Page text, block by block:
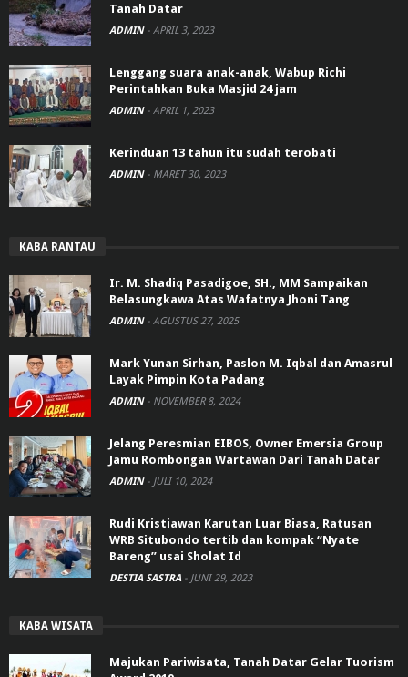
Tanah Datar
ADMIN - APRIL 3, 2023
Lenggang suara anak-anak, Wabup Richi
Perintahkan Buka Masjid 24 jam
ADMIN - APRIL 1, 2023
Kerinduan 13 tahun itu sudah terobati
ADMIN - MARET 30, 2023
KABA RANTAU
Ir. M. Shadiq Pasadigoe, SH., MM Sampaikan
Belasungkawa Atas Wafatnya Jhoni Tang
ADMIN - AGUSTUS 27, 2025
Mark Yunan Sirhan, Paslon M. Iqbal dan Amasrul
Layak Pimpin Kota Padang
ADMIN - NOVEMBER 8, 2024
Jelang Peresmian EIBOS, Owner Emersia Group
Jamu Rombongan Wartawan Dari Tanah Datar
ADMIN - JULI 10, 2024
Rudi Kristiawan Karutan Luar Biasa, Ratusan
WRB Situbondo tertib dan kompak “Nyate
Bareng” usai Sholat Id
DESTIA SASTRA - JUNI 29, 2023
KABA WISATA
Majukan Pariwisata, Tanah Datar Gelar Tuorism